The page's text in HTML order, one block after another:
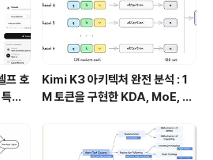
프 호
징
Kimi K3 아키텍처 완전 분석 : 1
M 토큰을 구현한 KDA, MoE, Fl